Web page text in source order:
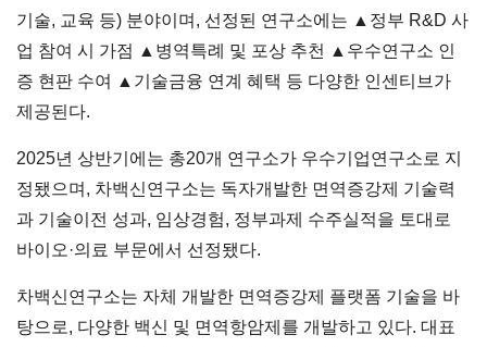
기술, 교육 등) 분야이며, 선정된 연구소에는 ▲정부 R&D 사
업 참여 시 가점 ▲병역특례 및 포상 추천 ▲우수연구소 인
증 현판 수여 ▲기술금융 연계 혜택 등 다양한 인센티브가
제공된다.
2025년 상반기에는 총20개 연구소가 우수기업연구소로 지
정됐으며, 차백신연구소는 독자개발한 면역증강제 기술력
과 기술이전 성과, 임상경험, 정부과제 수주실적을 토대로
바이오·의료 부문에서 선정됐다.
차백신연구소는 자체 개발한 면역증강제 플랫폼 기술을 바
탕으로, 다양한 백신 및 면역항암제를 개발하고 있다. 대표